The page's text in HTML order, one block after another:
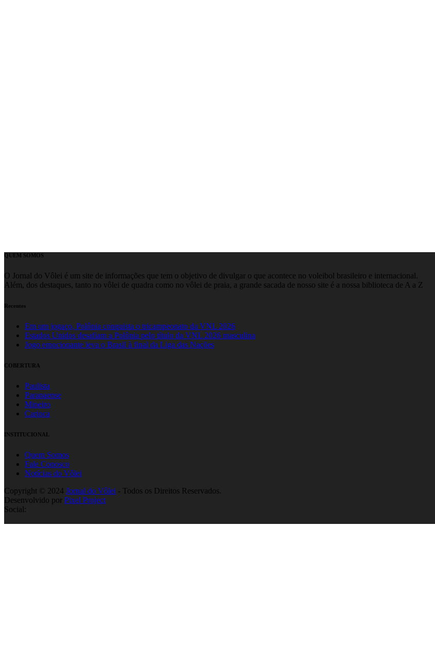
QUEM SOMOS
O Jornal do Vôlei é um site de informações que tem o objetivo de divulgar o que acontece no voleibol brasileiro e internacional.
Além, dos destaques, tanto no vôlei de quadra como no vôlei de praia, a grande sacada de nosso site é a nossa biblioteca de A a Z
Recentes
Em um jogaço, Polônia conquista o tricampeonato da VNL 2026
Estados Unidos desafiam a Polônia pelo título da VNL 2026 masculina
Jogo emocionante leva o Brasil à final da Liga das Nações
COBERTURA
Paulista
Paranaense
Mineiro
Carioca
INSTITUCIONAL
Quem Somos
Fale Conosco
Notícias do Vôlei
Copyright © 2024 Jornal do Vôlei - Todos os Direitos Reservados.
Desenvolvido por Pixel Project
Social: